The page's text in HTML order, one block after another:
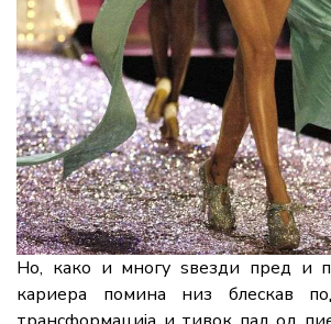
Но, како и многу ѕвезди пред и
кариера помина низ блескав